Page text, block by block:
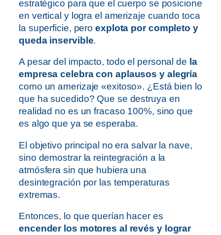
estratégico para que el cuerpo se posicione
en vertical y logra el amerizaje cuando toca
la superficie, pero explota por completo y
queda inservible.
A pesar del impacto, todo el personal de la
empresa celebra con aplausos y alegría
como un amerizaje «exitoso». ¿Está bien lo
que ha sucedido? Que se destruya en
realidad no es un fracaso 100%, sino que
es algo que ya se esperaba.
El objetivo principal no era salvar la nave,
sino demostrar la reintegración a la
atmósfera sin que hubiera una
desintegración por las temperaturas
extremas.
Entonces, lo que querían hacer es
encender los motores al revés y lograr